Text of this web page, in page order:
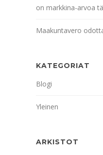
on markkina-arvoa
Maakuntavero
KATEGORIAT
Blogi
Yleinen
ARKISTOT